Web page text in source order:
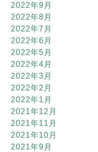
2022年9月
2022年8月
2022年7月
2022年6月
2022年5月
2022年4月
2022年3月
2022年2月
2022年1月
2021年12月
2021年11月
2021年10月
2021年9月